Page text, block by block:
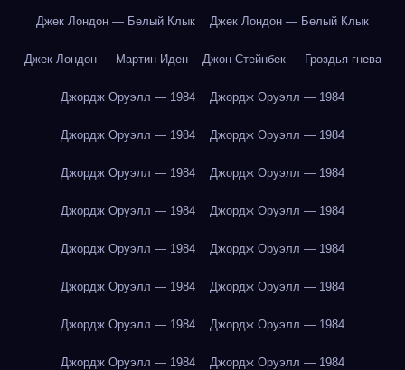
Джек Лондон — Белый Клык Джек Лондон — Белый Клык
Джек Лондон — Мартин Иден Джон Стейнбек — Гроздья гнева
Джордж Оруэлл — 1984 Джордж Оруэлл — 1984
Джордж Оруэлл — 1984 Джордж Оруэлл — 1984
Джордж Оруэлл — 1984 Джордж Оруэлл — 1984
Джордж Оруэлл — 1984 Джордж Оруэлл — 1984
Джордж Оруэлл — 1984 Джордж Оруэлл — 1984
Джордж Оруэлл — 1984 Джордж Оруэлл — 1984
Джордж Оруэлл — 1984 Джордж Оруэлл — 1984
Джордж Оруэлл — 1984 Джордж Оруэлл — 1984